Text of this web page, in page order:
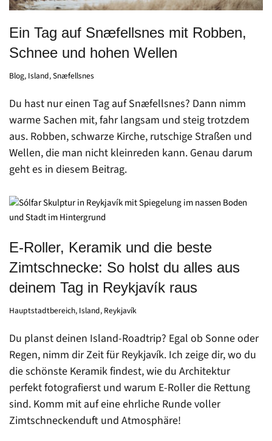
Ein Tag auf Snæfellsnes mit Robben,
Schnee und hohen Wellen
Blog, Island,Snæfellsnes
Du hast nur einen Tag auf Snæfellsnes? Dann nimm
warme Sachen mit, fahr langsam und steig trotzdem
aus. Robben, schwarze Kirche, rutschige Straßen und
Wellen, die man nicht kleinreden kann. Genau darum
geht es in diesem Beitrag.
E-Roller, Keramik und die beste
Zimtschnecke: So holst du alles aus
deinem Tag in Reykjavík raus
Hauptstadtbereich, Island, Reykjavík
Du planst deinen Island-Roadtrip? Egal ob Sonne oder
Regen, nimm dir Zeit für Reykjavík. Ich zeige dir, wo du
die schönste Keramik findest, wie du Architektur
perfekt fotografierst und warum E-Roller die Rettung
sind. Komm mit auf eine ehrliche Runde voller
Zimtschneckenduft und Atmosphäre!